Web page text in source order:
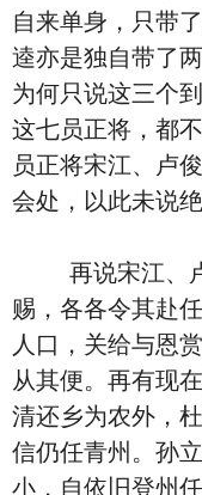
自来单身，只带
逵亦是独自带了
为何只说这三个
这七员正将，都
员正将宋江、卢
会处，以此未说
再说宋江、卢
赐，各各令其赴
人口，关给与恩
从其便。再有现
清还乡为农外，
信仍任青州。孙
小，自依旧登州